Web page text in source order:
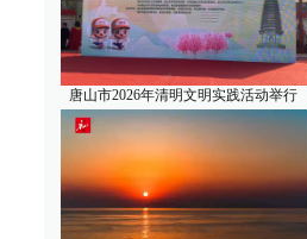
唐山市2026年清明文明实践活动举行